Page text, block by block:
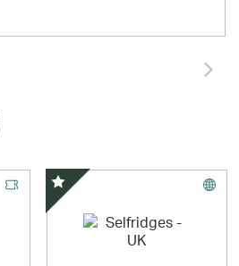
スペシャルオファー